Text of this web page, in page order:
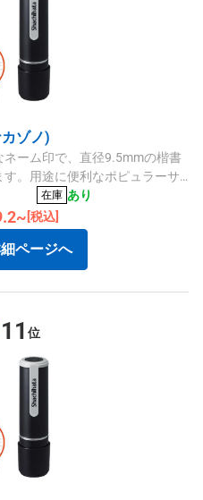
ゾノ)
ーム印で、直径9.5mmの楷書
。用途に便利なポピュラーサ
在庫 あり
[税込]
ページへ
11 位